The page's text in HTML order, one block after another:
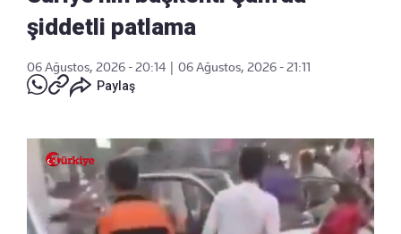
şiddetli patlama
06 Ağustos, 2026 - 20:14
06 Ağustos, 2026 - 21:11
Paylaş